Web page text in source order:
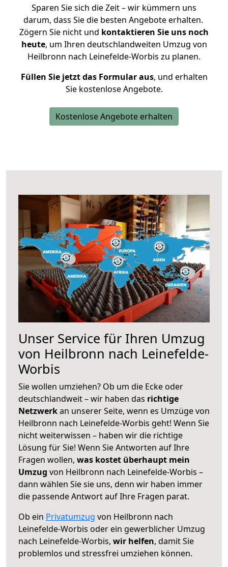
Sparen Sie sich die Zeit – wir kümmern uns
darum, dass Sie die besten Angebote erhalten.
Zögern Sie nicht und kontaktieren Sie uns noch
heute, um Ihren deutschlandweiten Umzug von
Heilbronn nach Leinefelde-Worbis zu planen.
Füllen Sie jetzt das Formular aus, und erhalten
Sie kostenlose Angebote.
Kostenlose Angebote erhalten
Unser Service für Ihren Umzug
von Heilbronn nach Leinefelde-
Worbis
Sie wollen umziehen? Ob um die Ecke oder
deutschlandweit – wir haben das richtige
Netzwerkan unserer Seite, wenn es Umzüge von
Heilbronn nach Leinefelde-Worbis geht! Wenn Sie
nicht weiterwissen – haben wir die richtige
Lösung für Sie! Wenn Sie Antworten auf Ihre
Fragen wollen, was kostet überhaupt mein
Umzug von Heilbronn nach Leinefelde-Worbis –
dann wählen Sie sie uns, denn wir haben immer
die passende Antwort auf Ihre Fragen parat.
Ob ein Privatumzug von Heilbronn nach
Leinefelde-Worbis oder ein gewerblicher Umzug
nach Leinefelde-Worbis, wir helfen, damit Sie
problemlos und stressfrei umziehen können.